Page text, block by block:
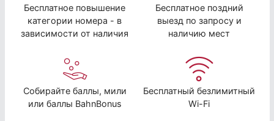
Бесплатное повышение
категории номера - в
зависимости от наличия
Бесплатное поздний
выезд по запросу и
наличию мест
Собирайте баллы, мили
или баллы BahnBonus
Бесплатный безлимитный
Wi-Fi